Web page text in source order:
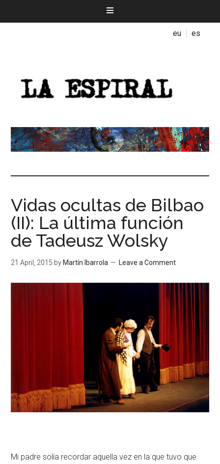
eu es
Vidas ocultas de Bilbao
(II): La última función
de Tadeusz Wolsky
21 April, 2015 by Martín Ibarrola Leave a Comment
Mi padre solía recordar aquella vez en la que tuvo que